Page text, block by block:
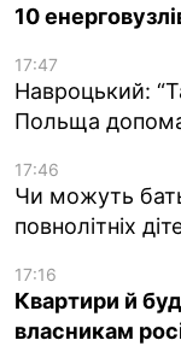
10
17:47
Навроцький:
Польща
17:46
Чи можуть
повнолітніх
17:16
Квартири й
власникам